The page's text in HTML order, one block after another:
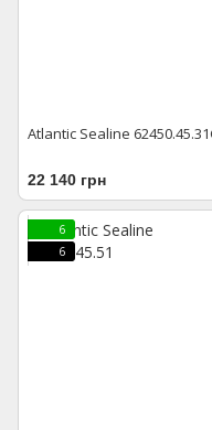
Atlantic Sealine
22 140 грн
6
6